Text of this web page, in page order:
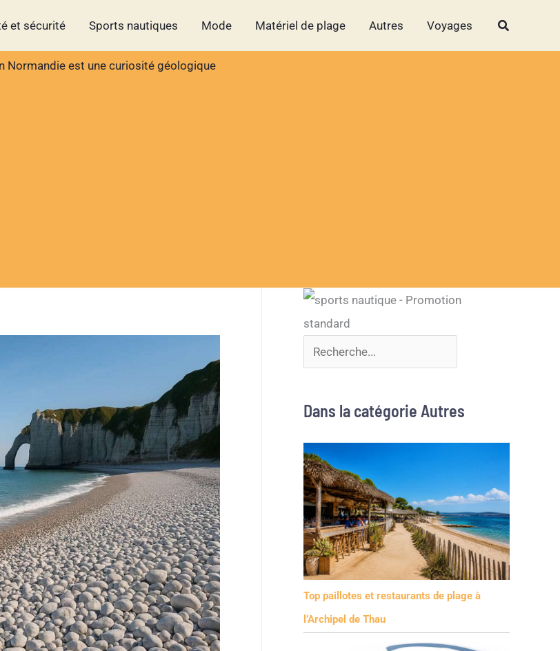
et sécurité Sports nautiques Mode Matériel de plage Autres Voyages Rechercher
Normandie est une curiosité géologique
Dans la catégorie Autres
Top paillotes et restaurants de plage à
l’Archipel de Thau